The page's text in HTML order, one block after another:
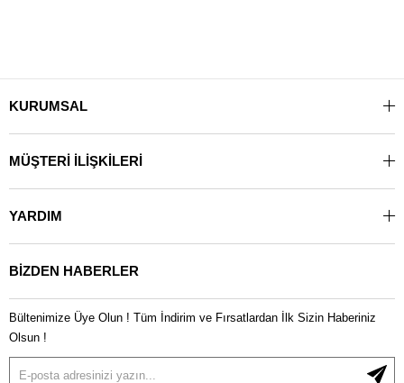
KURUMSAL
MÜŞTERİ İLİŞKİLERİ
YARDIM
BİZDEN HABERLER
Bültenimize Üye Olun ! Tüm İndirim ve Fırsatlardan İlk Sizin Haberiniz
Olsun !